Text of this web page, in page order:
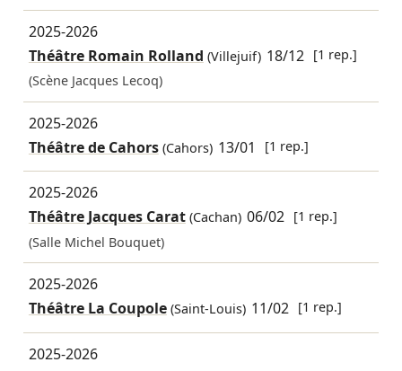
2025-2026
Théâtre Romain Rolland (Villejuif) 18/12 [1 rep.]
(Scène Jacques Lecoq)
2025-2026
Théâtre de Cahors(Cahors) 13/01 [1 rep.]
2025-2026
Théâtre Jacques Carat(Cachan) 06/02 [1 rep.]
(Salle Michel Bouquet)
2025-2026
Théâtre La Coupole(Saint-Louis) 11/02 [1 rep.]
2025-2026